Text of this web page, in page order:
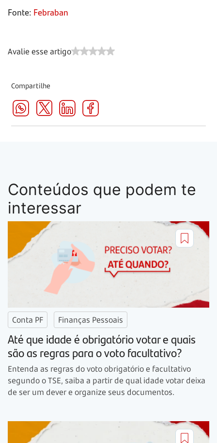
Fonte: Febraban
Avalie esse artigo
Compartilhe
Conteúdos que podem te
interessar
Conta PF Finanças Pessoais
Até que idade é obrigatório votar e quais
são as regras para o voto facultativo?
Entenda as regras do voto obrigatório e facultativo
segundo o TSE, saiba a partir de qual idade votar deixa
de ser um dever e organize seus documentos.